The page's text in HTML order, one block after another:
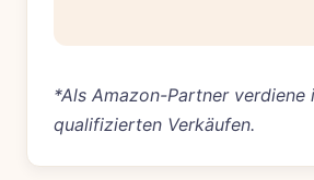
*Als Amazon-Partner verdiene
qualifizierten Verkäufen.